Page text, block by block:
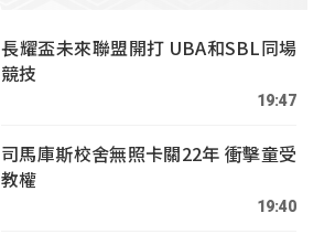
長耀盃未來聯盟開打 UBA和SBL同場
競技
19:47
司馬庫斯校舍無照卡關22年 衝擊童受
教權
19:40